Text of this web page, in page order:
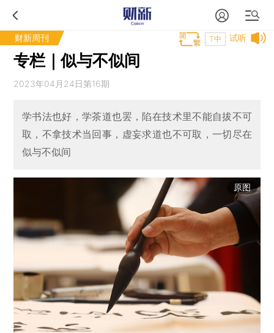
财新周刊 试听
T中
专栏｜似与不似间
2023年04月24日第16期
学书法也好，学茶道也罢，陷在技术里不能自拔不可
取，不拿技术当回事，虚妄求道也不可取，一切尽在
似与不似间
原图